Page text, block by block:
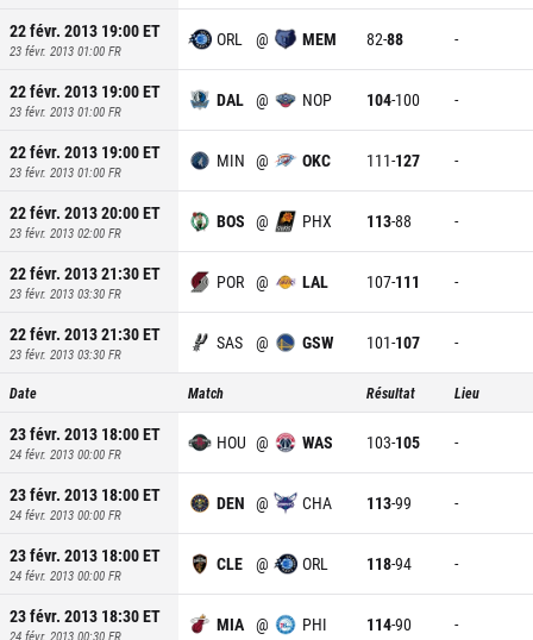
22 févr. 2013 19:00ET
23 févr. 2013 01:00 FR
ORL @ MEM 82-88 -
22 févr. 2013 19:00ET
23 févr. 2013 01:00 FR
DAL @ NOP 104-100 -
22 févr. 2013 19:00ET
23 févr. 2013 01:00 FR
MIN @ OKC 111-127 -
22 févr. 2013 20:00ET
23 févr. 2013 02:00 FR
BOS @ PHX 113-88 -
22 févr. 2013 21:30ET
23 févr. 2013 03:30 FR
POR @ LAL 107-111 -
22 févr. 2013 21:30ET
23 févr. 2013 03:30 FR
SAS @ GSW 101-107 -
Date Match Résultat Lieu
23 févr. 2013 18:00ET
24 févr. 2013 00:00 FR
HOU @ WAS 103-105 -
23 févr. 2013 18:00ET
24 févr. 2013 00:00 FR
DEN @ CHA 113-99 -
23 févr. 2013 18:00ET
24 févr. 2013 00:00 FR
CLE @ ORL 118-94 -
23 févr. 2013 18:30ET
24 févr. 2013 00:30 FR
MIA @ PHI 114-90 -